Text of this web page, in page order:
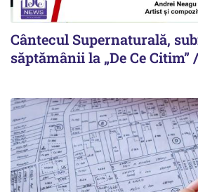
Cântecul Supernaturală,
săptămânii la „De Ce Citim”